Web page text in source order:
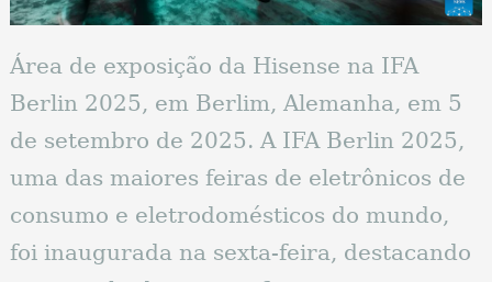
Área de exposição da Hisense na IFA
Berlin 2025, em Berlim, Alemanha, em 5
de setembro de 2025. A IFA Berlin 2025,
uma das maiores feiras de eletrônicos de
consumo e eletrodomésticos do mundo,
foi inaugurada na sexta-feira, destacando